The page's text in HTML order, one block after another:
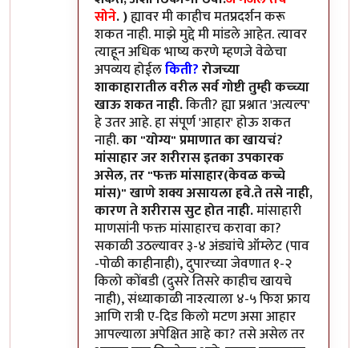
सोने. )ह्यावर मी काहीच मतप्रदर्शन करू
शकत नाही. माझे मुद्दे मी मांडले आहेत. त्यावर
त्याहून अधिक भाष्य करणे म्हणजे वेळेचा
अपव्यय होईलकिती?रोजच्या
शाकाहारातील वरील सर्व गोष्टी तुम्ही कच्च्या
खाऊ शकत नाही.किती? ह्या प्रश्नात 'अत्यल्प'
हे उतर आहे. हा संपूर्ण 'आहार' होऊ शकत
नाही.का "योग्य" प्रमाणात का खायचं?
मांसाहार जर शरीरास इतका उपकारक
असेल, तर "फक्त मांसाहार(केवळ कच्चे
मांस)" खाणे शक्य असायला हवे.ते तसे नाही,
कारण ते शरीरास सुट होत नाही.मांसाहारी
माणसांनी फक्त मांसाहारच करावा का?
सकाळी उठल्यावर ३-४ अंड्यांचे ऑम्लेट (पाव
-पोळी काहीनाही), दुपारच्या जेवणात १-२
किलो कोंबडी (दुसरे तिसरे काहीच खायचे
नाही), संध्याकाळी नाश्त्याला ४-५ फिश फ्राय
आणि रात्री ए-दिड किलो मटण असा आहार
आपल्याला अपेक्षित आहे का? तसे असेल तर